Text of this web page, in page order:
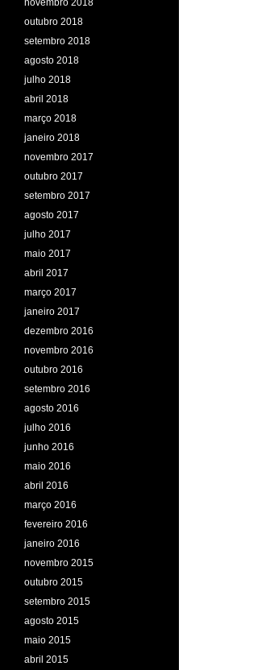
novembro 2018
outubro 2018
setembro 2018
agosto 2018
julho 2018
abril 2018
março 2018
janeiro 2018
novembro 2017
outubro 2017
setembro 2017
agosto 2017
julho 2017
maio 2017
abril 2017
março 2017
janeiro 2017
dezembro 2016
novembro 2016
outubro 2016
setembro 2016
agosto 2016
julho 2016
junho 2016
maio 2016
abril 2016
março 2016
fevereiro 2016
janeiro 2016
novembro 2015
outubro 2015
setembro 2015
agosto 2015
maio 2015
abril 2015